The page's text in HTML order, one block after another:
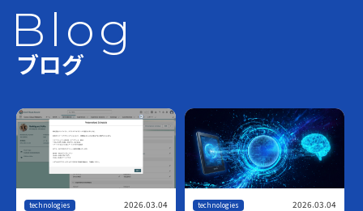
Blog
ブログ
technologies 2026.03.04 technologies 2026.03.04